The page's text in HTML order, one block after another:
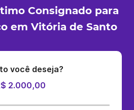
Consignado para
em Vitória de Santo
você deseja?
2.000,00